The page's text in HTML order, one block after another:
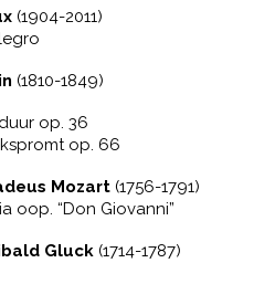
(1904-2011)
(1810-1849)
op. 36
op. 66
Mozart (1756-1791)
oop. “Don Giovanni”
Gluck (1714-1787)